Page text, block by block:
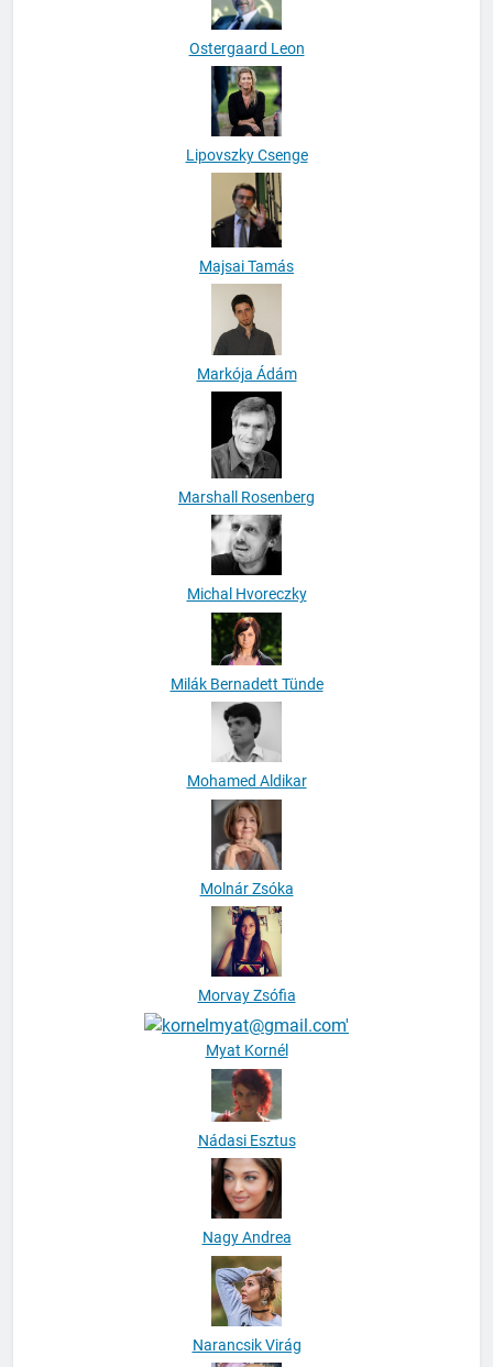
Ostergaard Leon
Lipovszky Csenge
Majsai Tamás
Markója Ádám
Marshall Rosenberg
Michal Hvoreczky
Milák Bernadett Tünde
Mohamed Aldikar
Molnár Zsóka
Morvay Zsófia
Myat Kornél
Nádasi Esztus
Nagy Andrea
Narancsik Virág